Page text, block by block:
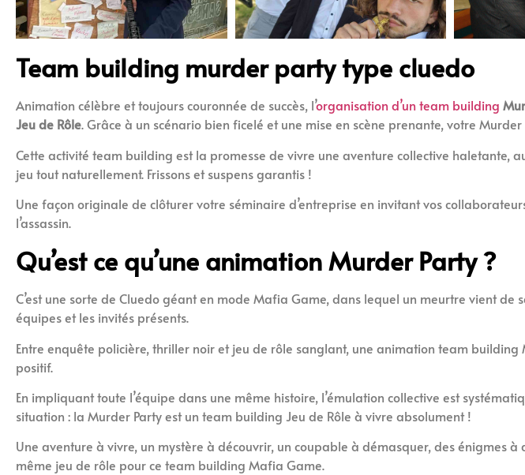
Team building murder party type cluedo
Animation célèbre et toujours couronnée de succès, l’organisation d’un team building
Jeu de Rôle. Grâce à un scénario bien ficelé et une mise en scène prenante, votre
Cette activité team building est la promesse de vivre une aventure collective haletante,
jeu tout naturellement. Frissons et suspens garantis !
Une façon originale de clôturer votre séminaire d’entreprise en invitant vos
l’assassin.
Qu’est ce qu’une animation Murder Party ?
C’est une sorte de Cluedo géant en mode Mafia Game, dans lequel un meurtre vient
équipes et les invités présents.
Entre enquête policière, thriller noir et jeu de rôle sanglant, une animation team
positif.
En impliquant toute l’équipe dans une même histoire, l’émulation collective est
situation : la Murder Party est un team building Jeu de Rôle à vivre absolument !
Une aventure à vivre, un mystère à découvrir, un coupable à démasquer, des énigmes
même jeu de rôle pour ce team building Mafia Game.